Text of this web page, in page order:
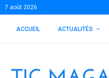
7 août 2026
ACCUEIL ACTUALITÉS